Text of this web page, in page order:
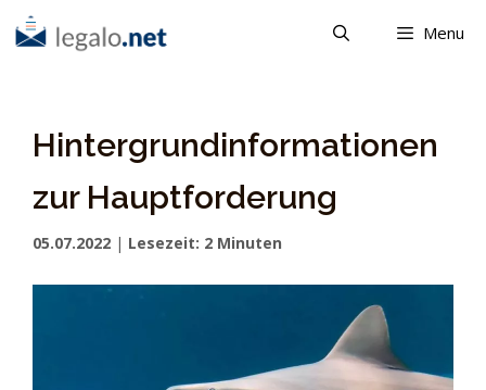
Menu
Hintergrundinformationen
zur Hauptforderung
05.07.2022 | Lesezeit: 2 Minuten